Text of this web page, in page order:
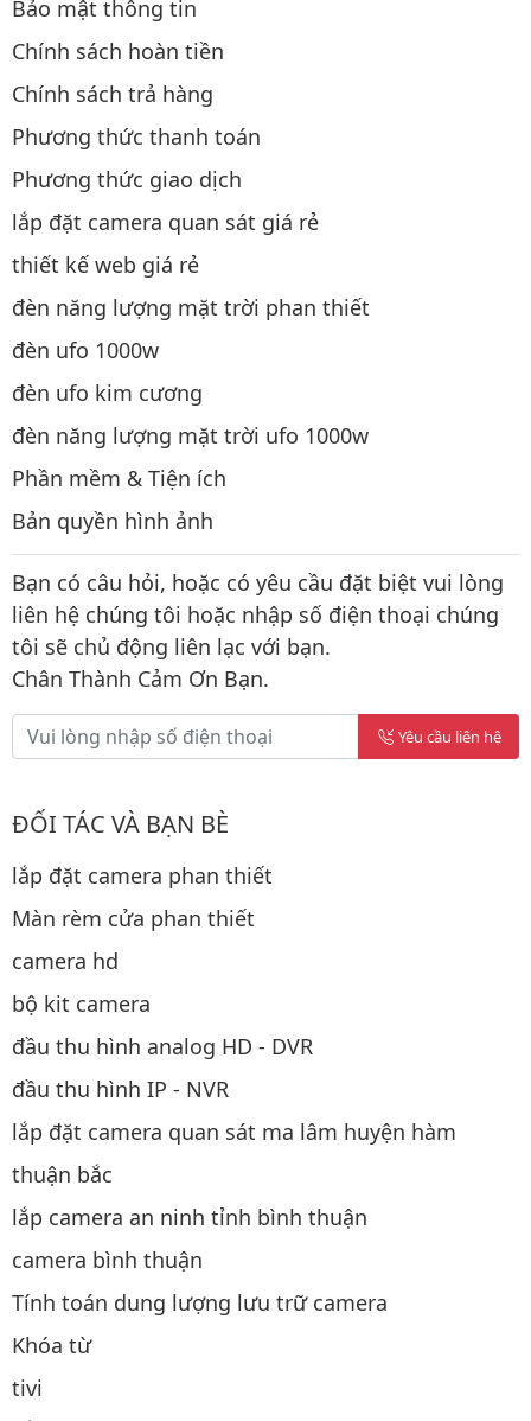
Bảo mật thông tin
Chính sách hoàn tiền
Chính sách trả hàng
Phương thức thanh toán
Phương thức giao dịch
lắp đặt camera quan sát giá rẻ
thiết kế web giá rẻ
đèn năng lượng mặt trời phan thiết
đèn ufo 1000w
đèn ufo kim cương
đèn năng lượng mặt trời ufo 1000w
Phần mềm & Tiện ích
Bản quyền hình ảnh
Bạn có câu hỏi, hoặc có yêu cầu đặt biệt vui lòng
liên hệ chúng tôi hoặc nhập số điện thoại chúng
tôi sẽ chủ động liên lạc với bạn.
Chân Thành Cảm Ơn Bạn.
Yêu cầu liên hệ
ĐỐI TÁC VÀ BẠN BÈ
lắp đặt camera phan thiết
Màn rèm cửa phan thiết
camera hd
bộ kit camera
đầu thu hình analog HD - DVR
đầu thu hình IP - NVR
lắp đặt camera quan sát ma lâm huyện hàm
thuận bắc
lắp camera an ninh tỉnh bình thuận
camera bình thuận
Tính toán dung lượng lưu trữ camera
Khóa từ
tivi